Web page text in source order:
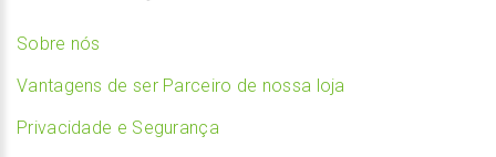
Sobre nós
Vantagens de ser Parceiro de nossa loja
Privacidade e Segurança